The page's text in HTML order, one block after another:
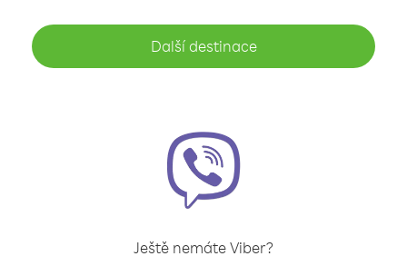
Další destinace
Ještě nemáte Viber?